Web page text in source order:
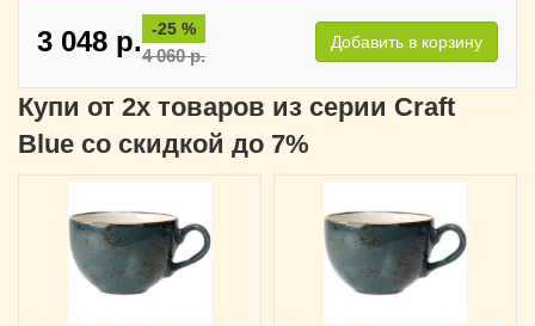
3 048 р. -25 %
4 060р.
Добавить в корзину
Купи от 2х товаров из серии Craft
Blue со скидкой до 7%